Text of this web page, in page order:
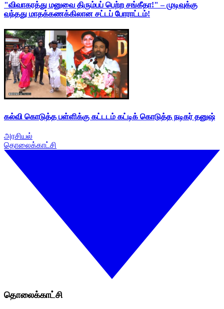
"விவாகரத்து மனுவை திரும்பப் பெற்ற சங்கீதா!" – முடிவுக்கு
வந்தது மாதக்கணக்கிலான சட்டப் போராட்டம்!
கல்வி கொடுத்த பள்ளிக்கு கட்டடம் கட்டிக் கொடுத்த நடிகர் தனுஷ்
அரசியல்
தொலைக்காட்சி
தொலைக்காட்சி